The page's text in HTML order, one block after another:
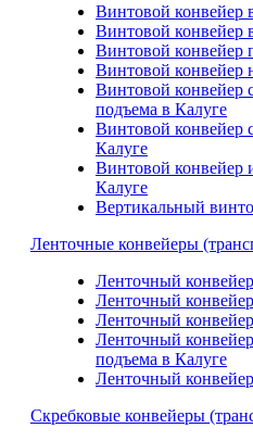
Винтовой конвейер
Винтовой конвейер
Винтовой конвейер
Винтовой конвейер
Винтовой конвейер
подъема в Калуге
Винтовой конвейер
Калуге
Винтовой конвейер
Калуге
Вертикальный
Ленточные конвейеры
Ленточный
Ленточный
Ленточный
Ленточный
подъема в Калуге
Ленточный
Скребковые конвейеры